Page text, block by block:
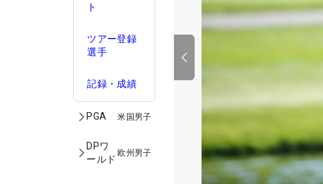
ト
ツアー登録
選手
記録・成績
PGA 米国男子
DPワ
ールド
欧州男子